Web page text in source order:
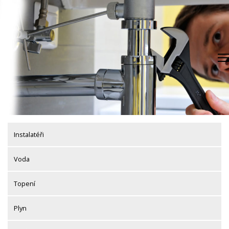
content
Instalatéři
Voda
Topení
Plyn